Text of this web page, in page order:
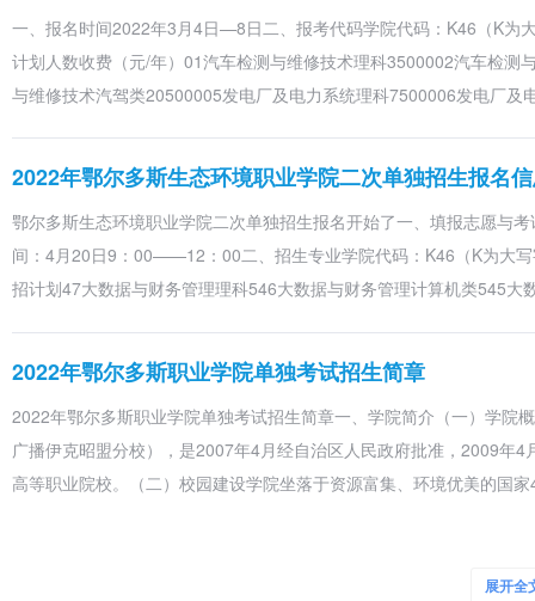
K5 视觉传达设计
文科 理科 建筑类 美工设计类
机类
K7 汽车技术服务与营销 汽驾类
K8 汽车检测与维修技术 文科 理科 汽驾类
M2 新能源汽车技术 文科 理科 汽驾类
M3 智能网联汽车技术 文科 理科 汽驾类 计算机类
M4
酒店管理与数字化运
文科 理科 旅游类
一、报名时间2022年3月4日—8日二、报考代码学院代码：K46（K为
计划人数收费（元/年）01汽车检测与维修技术理科3500002汽车检
与维修技术汽驾类20500005发电厂及电力系统理科7500006发电厂及
2022年鄂尔多斯生态环境职业学院二次单独招生报名
鄂尔多斯生态环境职业学院二次单独招生报名开始了一、填报志愿与
间：4月20日9：00——12：00二、招生专业学院代码：K46（K为大
招计划47大数据与财务管理理科546大数据与财务管理计算机类545大
2022年鄂尔多斯职业学院单独考试招生简章
2022年鄂尔多斯职业学院单独考试招生简章一、学院简介（一）学院
广播伊克昭盟分校），是2007年4月经自治区人民政府批准，2009年
高等职业院校。（二）校园建设学院坐落于资源富集、环境优美的国
展开全